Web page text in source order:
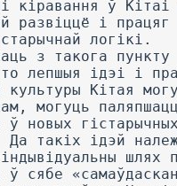
кіравання ў Кітаі
развіццё і працяг
логікі.
з такога пункту
лепшыя ідэі і
культуры Кітая
могуць
ў новых гістарычных
Да такіх ідэй
шлях
ў сябе